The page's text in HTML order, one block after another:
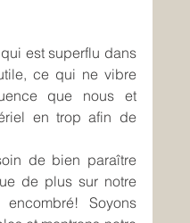
est superflu dans
ce qui ne vibre
que nous et
en trop afin de
de bien paraître
de plus sur notre
Soyons